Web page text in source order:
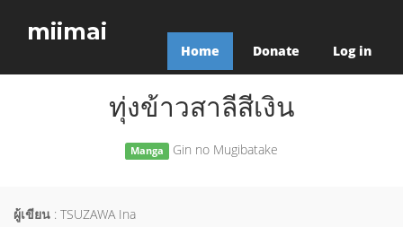
miimai
Home Donate Log in
ทุ่งข้าวสาลีสีเงิน
Manga Gin no Mugibatake
ผู้เขียน : TSUZAWA Ina